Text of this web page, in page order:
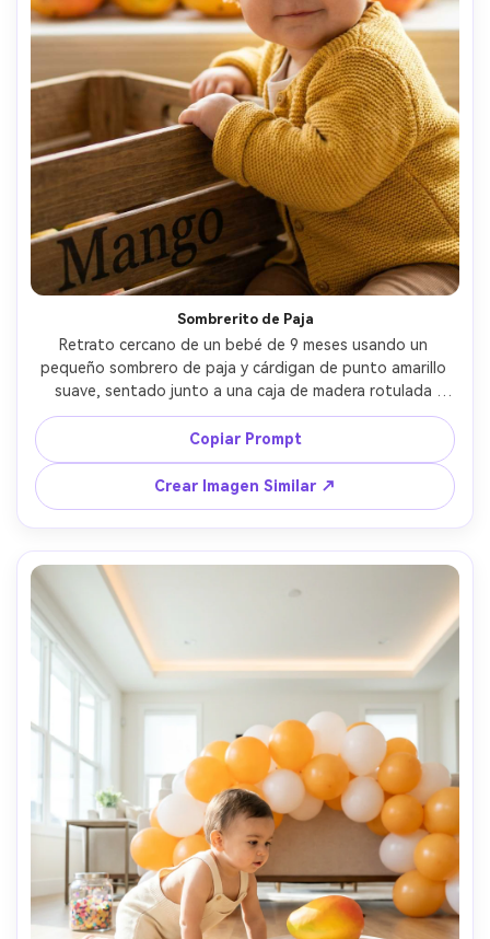
Sombrerito de Paja
Retrato cercano de un bebé de 9 meses usando un
pequeño sombrero de paja y cárdigan de punto amarillo
suave, sentado junto a una caja de madera rotulada
"Mango", mangos dispuestos solo como decoración de
fondo, luz suave de ventana, Leica SL2, 90mm f/2,
encuadre cerrado de cabeza y hombros, bokeh cremoso,
fotorrealista, sonrisa tierna, tonos cálidos de verano --ar
4:5
Copiar Prompt
Crear Imagen Similar ↗